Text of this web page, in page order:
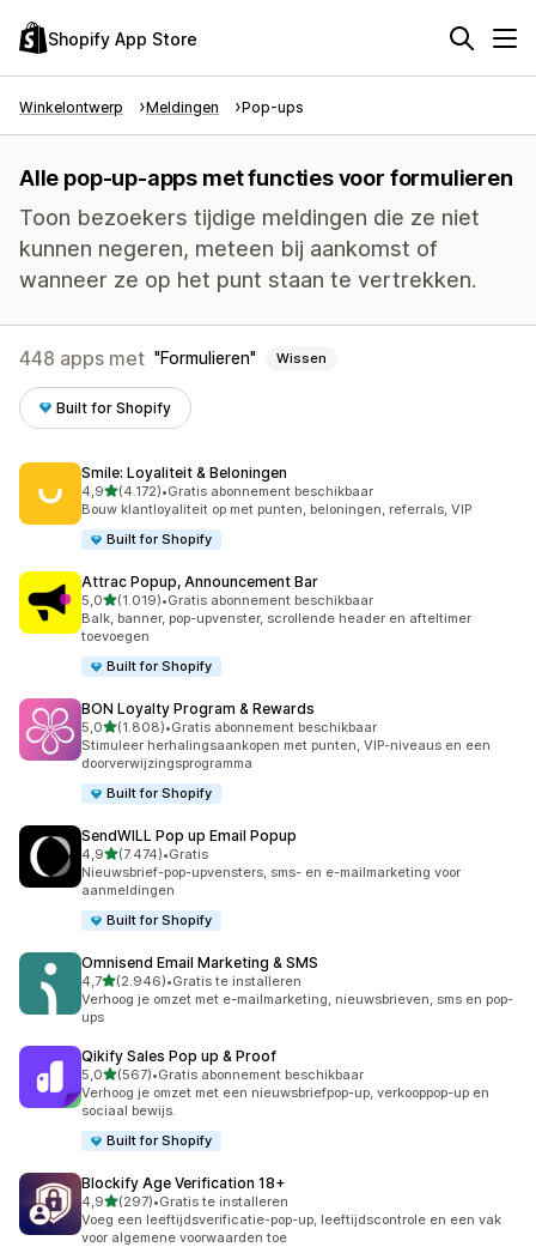
Shopify App Store
Winkelontwerp Meldingen Pop-ups
Alle pop-up-apps met functies voor formulieren
Toon bezoekers tijdige meldingen die ze niet
kunnen negeren, meteen bij aankomst of
wanneer ze op het punt staan te vertrekken.
448 apps met Formulieren Wissen
Built for Shopify
Smile: Loyaliteit & Beloningen
4,9van 5 sterren
(4.172)
4172 recensies in totaal
•Gratis abonnement beschikbaar
Bouw klantloyaliteit op met punten, beloningen, referrals, VIP
Built for Shopify
Attrac Popup, Announcement Bar
5,0van 5 sterren
(1.019)
1019 recensies in totaal
•Gratis abonnement beschikbaar
Balk, banner, pop-upvenster, scrollende header en afteltimer
toevoegen
Built for Shopify
BON Loyalty Program & Rewards
5,0van 5 sterren
(1.808)
1808 recensies in totaal
•Gratis abonnement beschikbaar
Stimuleer herhalingsaankopen met punten, VIP-niveaus en een
doorverwijzingsprogramma
Built for Shopify
SendWILL Pop up Email Popup
4,9van 5 sterren
(7.474)
7474 recensies in totaal
•Gratis
Nieuwsbrief-pop-upvensters, sms- en e-mailmarketing voor
aanmeldingen
Built for Shopify
Omnisend Email Marketing & SMS
4,7van 5 sterren
(2.946)
2946 recensies in totaal
•Gratis te installeren
Verhoog je omzet met e-mailmarketing, nieuwsbrieven, sms en pop-
ups
Qikify Sales Pop up & Proof
5,0van 5 sterren
(567)
567 recensies in totaal
•Gratis abonnement beschikbaar
Verhoog je omzet met een nieuwsbriefpop-up, verkooppop-up en
sociaal bewijs.
Built for Shopify
Blockify Age Verification 18+
4,9van 5 sterren
(297)
297 recensies in totaal
•Gratis te installeren
Voeg een leeftijdsverificatie-pop-up, leeftijdscontrole en een vak
voor algemene voorwaarden toe